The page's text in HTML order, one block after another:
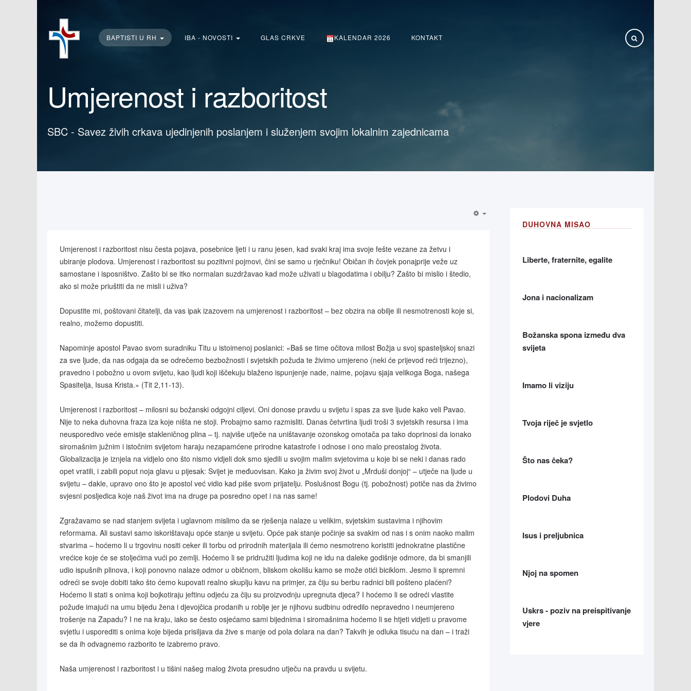
BAPTISTI U RH IBA - NOVOSTI GLAS CRKVE KALENDAR 2026 KONTAKT
Umjerenost i razboritost
SBC - Savez živih crkava ujedinjenih poslanjem i služenjem svojim lokalnim zajednicama
Umjerenost i razboritost nisu česta pojava, posebnice ljeti i u ranu jesen, kad svaki kraj ima svoje fešte vezane za žetvu i
ubiranje plodova. Umjerenost i razboritost su pozitivni pojmovi, čini se samo u rječniku! Običan ih čovjek ponajprije veže uz
samostane i isposništvo. Zašto bi se itko normalan suzdržavao kad može uživati u blagodatima i obilju? Zašto bi mislio i štedio,
ako si može priuštiti da ne misli i uživa?
Dopustite mi, poštovani čitatelji, da vas ipak izazovem na umjerenost i razboritost – bez obzira na obilje ili nesmotrenosti koje si,
realno, možemo dopustiti.
Napominje apostol Pavao svom suradniku Titu u istoimenoj poslanici: «Baš se time očitova milost Božja u svoj spasteljskoj snazi
za sve ljude, da nas odgaja da se odrečemo bezbožnosti i svjetskih požuda te živimo umjereno (neki će prijevod reći trijezno),
pravedno i pobožno u ovom svijetu, kao ljudi koji iščekuju blaženo ispunjenje nade, naime, pojavu sjaja velikoga Boga, našega
Spasitelja, Isusa Krista.» (Tit 2,11-13).
Umjerenost i razboritost – milosni su božanski odgojni ciljevi. Oni donose pravdu u svijetu i spas za sve ljude kako veli Pavao.
Nije to neka duhovna fraza iza koje ništa ne stoji. Probajmo samo razmisliti. Danas četvrtina ljudi troši 3 svjetskih resursa i ima
neusporedivo veće emisije stakleničnog plina – tj. najviše utječe na uništavanje ozonskog omotača pa tako doprinosi da ionako
siromašnim južnim i istočnim svijetom haraju nezapamćene prirodne katastrofe i odnose i ono malo preostalog života.
Globalizacija je iznjela na vidjelo ono što nismo vidjeli dok smo sjedili u svojim malim svjetovima u koje bi se neki i danas rado
opet vratili, i zabili poput noja glavu u pijesak: Svijet je međuovisan. Kako ja živim svoj život u „Mrduši donjoj“ – utječe na ljude u
svijetu – dakle, upravo ono što je apostol već vidio kad piše svom prijatelju. Poslušnost Bogu (tj. pobožnost) potiče nas da živimo
svjesni posljedica koje naš život ima na druge pa posredno opet i na nas same!
Zgražavamo se nad stanjem svijeta i uglavnom mislimo da se rješenja nalaze u velikim, svjetskim sustavima i njihovim
reformama. Ali sustavi samo iskorištavaju opće stanje u svijetu. Opće pak stanje počinje sa svakim od nas i s onim naoko malim
stvarima – hoćemo li u trgovinu nositi ceker ili torbu od prirodnih materijala ili ćemo nesmotreno koristiti jednokratne plastične
vrećice koje će se stoljećima vući po zemlji. Hoćemo li se pridružiti ljudima koji ne idu na daleke godišnje odmore, da bi smanjili
udio ispušnih plinova, i koji ponovno nalaze odmor u običnom, bliskom okolišu kamo se može otići biciklom. Jesmo li spremni
odreći se svoje dobiti tako što ćemo kupovati realno skuplju kavu na primjer, za čiju su berbu radnici bili pošteno plaćeni?
Hoćemo li stati s onima koji bojkotiraju jeftinu odjeću za čiju su proizvodnju upregnuta djeca? I hoćemo li se odreći vlastite
požude imajući na umu bijedu žena i djevojčica prodanih u roblje jer je njihovu sudbinu odredilo nepravedno i neumjereno
trošenje na Zapadu? I ne na kraju, iako se često osjećamo sami bijednima i siromašnima hoćemo li se htjeti vidjeti u pravome
svjetlu i usporediti s onima koje bijeda prisiljava da žive s manje od pola dolara na dan? Takvih je odluka tisuću na dan – i traži
se da ih odvagnemo razborito te izabremo pravo.
Naša umjerenost i razboritost i u tišini našeg malog života presudno utječu na pravdu u svijetu.
DUHOVNA MISAO
Liberte, fraternite, egalite
Jona i nacionalizam
Božanska spona između dva
svijeta
Imamo li viziju
Tvoja riječ je svjetlo
Što nas čeka?
Plodovi Duha
Isus i preljubnica
Njoj na spomen
Uskrs - poziv na preispitivanje
vjere